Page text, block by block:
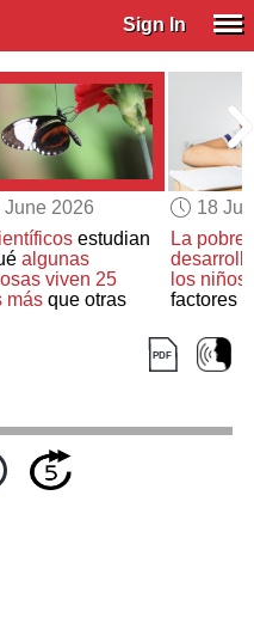
Sign In
June 2026
estudian
algunas
viven 25
másque otras
18
La
los niños
factores